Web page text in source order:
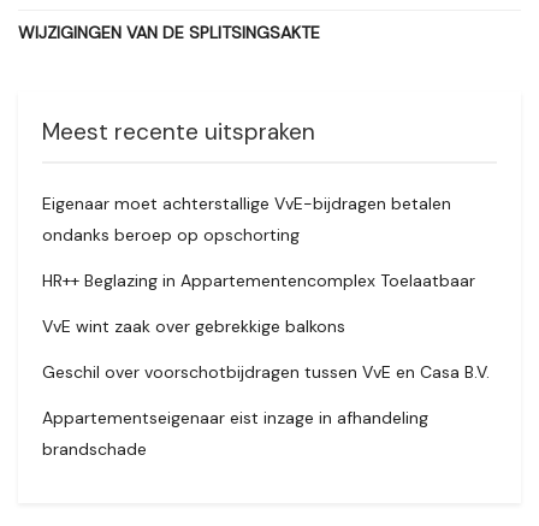
WIJZIGINGEN VAN DE SPLITSINGSAKTE
Meest recente uitspraken
Eigenaar moet achterstallige VvE-bijdragen betalen
ondanks beroep op opschorting
HR++ Beglazing in Appartementencomplex Toelaatbaar
VvE wint zaak over gebrekkige balkons
Geschil over voorschotbijdragen tussen VvE en Casa B.V.
Appartementseigenaar eist inzage in afhandeling
brandschade